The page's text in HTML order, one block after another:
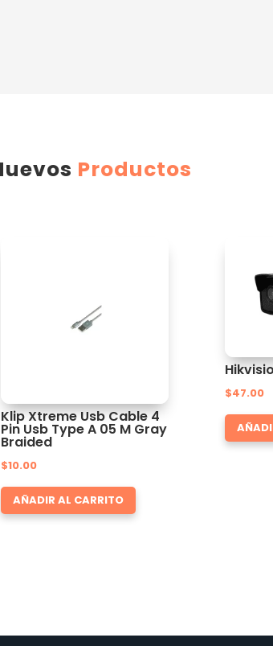
Productos
Klip Xtreme Usb Cable 4
Pin Usb Type A 05 M Gray
Braided
$10.00
AÑADIR AL CARRITO
$47.00